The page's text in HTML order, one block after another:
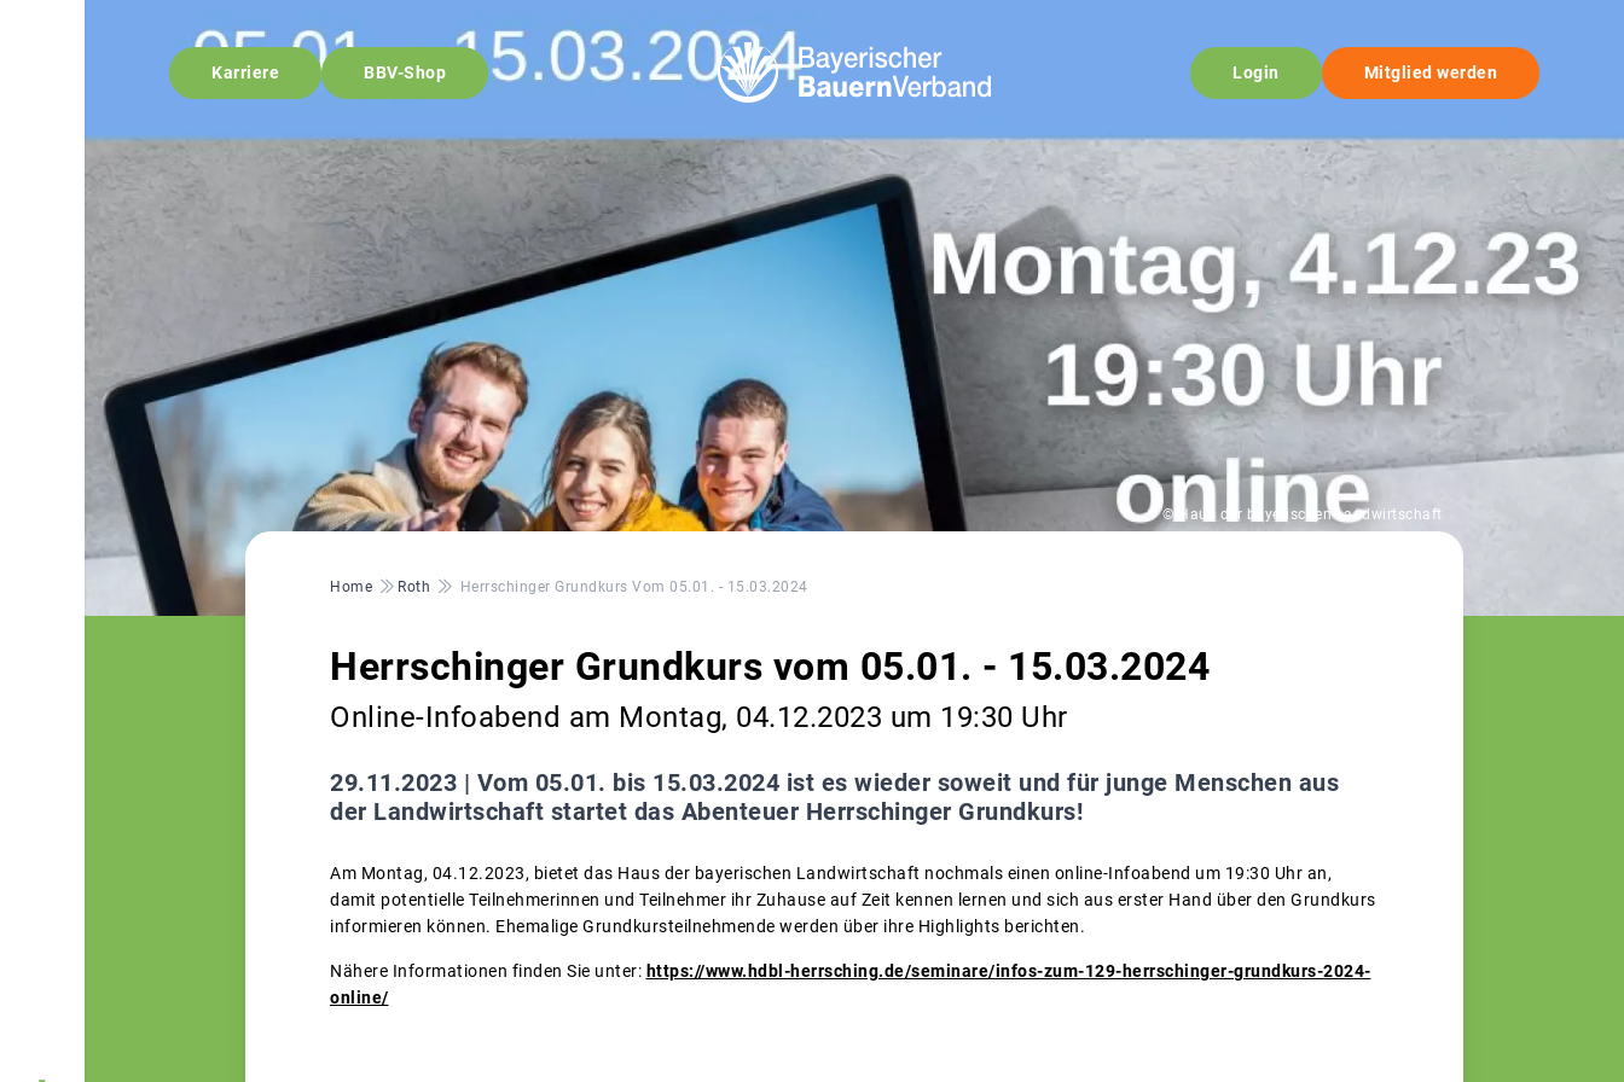
Karriere BBV-Shop Login Mitglied werden
© Haus der bayerischen Landwirtschaft
Pfadnavigation
Home Roth Herrschinger Grundkurs Vom 05.01. - 15.03.2024
Herrschinger Grundkurs vom 05.01. - 15.03.2024
Online-Infoabend am Montag, 04.12.2023 um 19:30 Uhr
29.11.2023 | Vom 05.01. bis 15.03.2024 ist es wieder soweit und für junge Menschen aus
der Landwirtschaft startet das Abenteuer Herrschinger Grundkurs!
Am Montag, 04.12.2023, bietet das Haus der bayerischen Landwirtschaft nochmals einen online-Infoabend um 19:30 Uhr an,
damit potentielle Teilnehmerinnen und Teilnehmer ihr Zuhause auf Zeit kennen lernen und sich aus erster Hand über den Grundkurs
informieren können. Ehemalige Grundkursteilnehmende werden über ihre Highlights berichten.
Nähere Informationen finden Sie unter: https://www.hdbl-herrsching.de/seminare/infos-zum-129-herrschinger-grundkurs-2024-
online/